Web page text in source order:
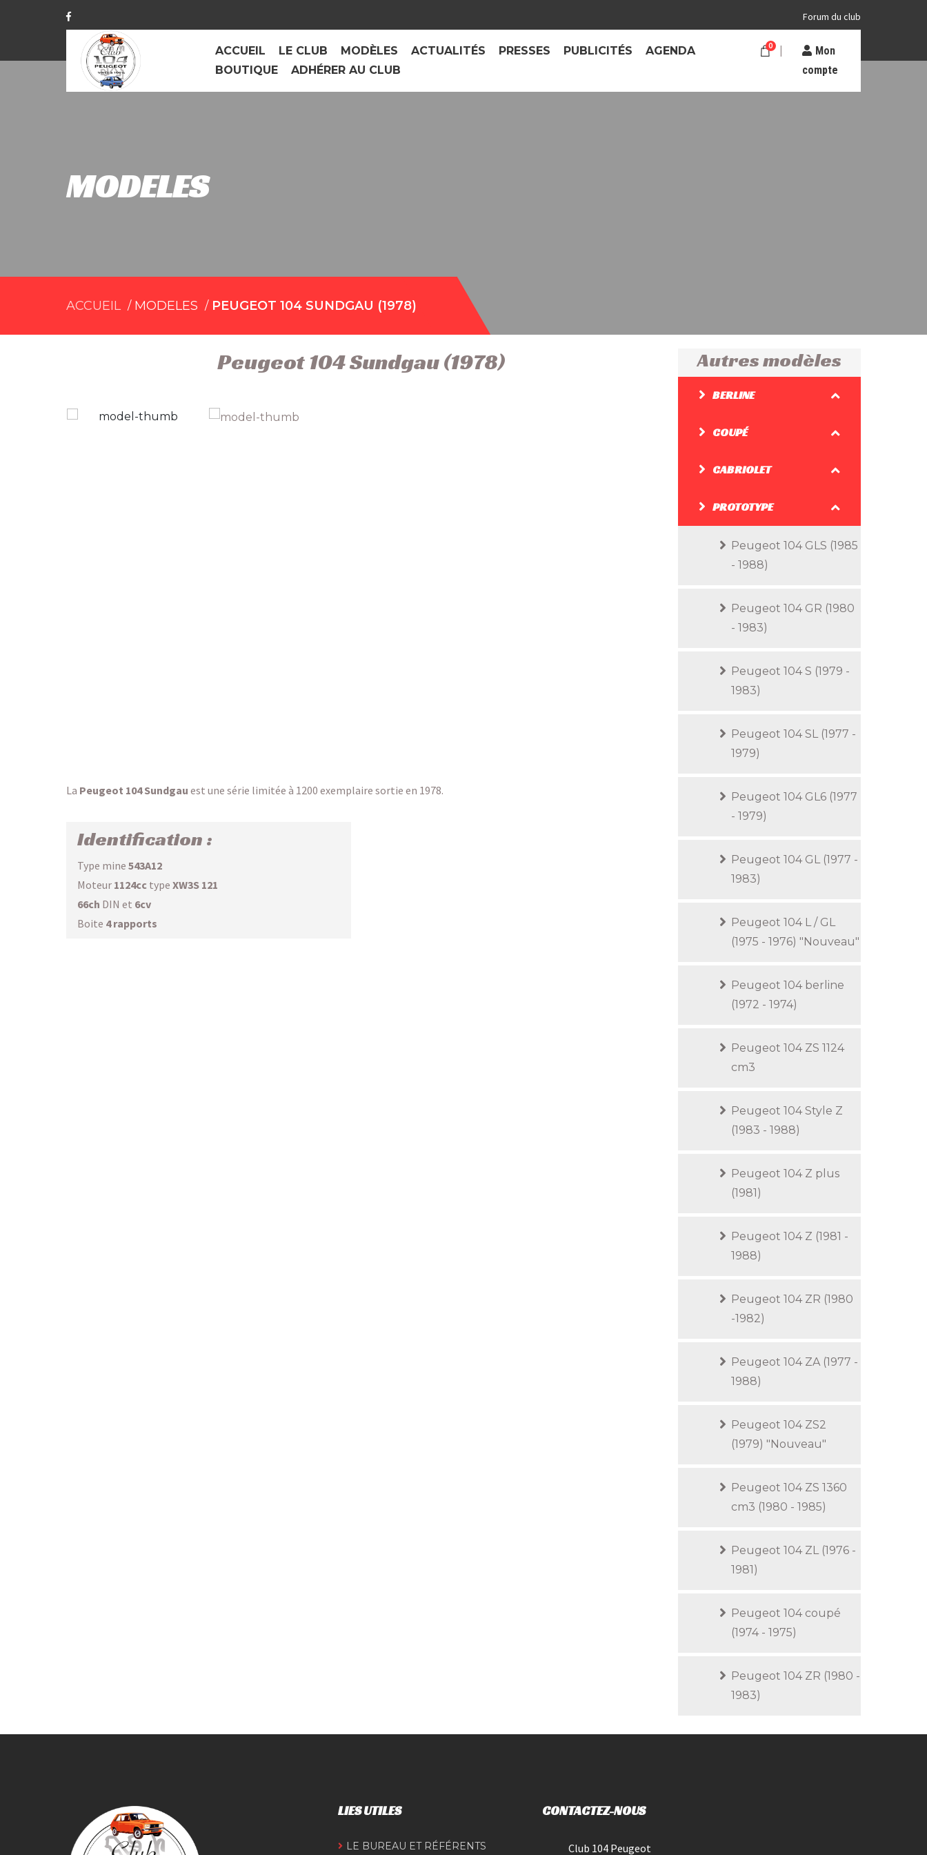
Forum du club
ACCUEIL LE CLUB MODÈLES ACTUALITÉS PRESSES PUBLICITÉS
AGENDA
BOUTIQUE
ADHÉRER AU CLUB
0
Mon
compte
MODELES
ACCUEIL MODELES PEUGEOT 104 SUNDGAU (1978)
Peugeot 104 Sundgau (1978)
La Peugeot 104 Sundgau est une série limitée à 1200 exemplaire sortie en 1978.
Identification :
Type mine 543A12
Moteur 1124cc type XW3S 121
66ch DIN et 6cv
Boite 4 rapports
Autres modèles
BERLINE
COUPÉ
CABRIOLET
PROTOTYPE
Peugeot 104 GLS (1985
- 1988)
Peugeot 104 GR (1980
- 1983)
Peugeot 104 S (1979 -
1983)
Peugeot 104 SL (1977 -
1979)
Peugeot 104 GL6 (1977
- 1979)
Peugeot 104 GL (1977 -
1983)
Peugeot 104 L / GL
(1975 - 1976) "Nouveau"
Peugeot 104 berline
(1972 - 1974)
Peugeot 104 ZS 1124
cm3
Peugeot 104 Style Z
(1983 - 1988)
Peugeot 104 Z plus
(1981)
Peugeot 104 Z (1981 -
1988)
Peugeot 104 ZR (1980
-1982)
Peugeot 104 ZA (1977 -
1988)
Peugeot 104 ZS2
(1979) "Nouveau"
Peugeot 104 ZS 1360
cm3 (1980 - 1985)
Peugeot 104 ZL (1976 -
1981)
Peugeot 104 coupé
(1974 - 1975)
Peugeot 104 ZR (1980 -
1983)
LIES UTILES
LE BUREAU ET RÉFÉRENTS
CONTACTEZ-NOUS
Club 104 Peugeot